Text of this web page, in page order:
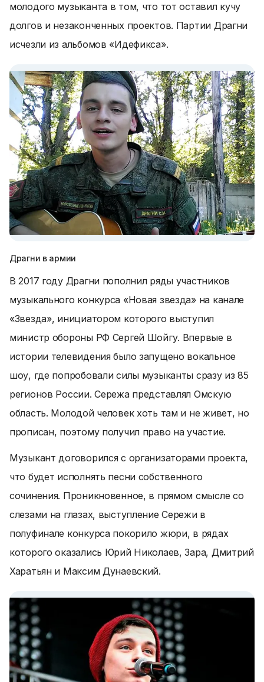
молодого музыканта в том, что тот оставил кучу
долгов и незаконченных проектов. Партии Драгни
исчезли из альбомов «Идефикса».
Драгни в армии
В 2017 году Драгни пополнил ряды участников
музыкального конкурса «Новая звезда» на канале
«Звезда», инициатором которого выступил
министр обороны РФ Сергей Шойгу. Впервые в
истории телевидения было запущено вокальное
шоу, где попробовали силы музыканты сразу из 85
регионов России. Сережа представлял Омскую
область. Молодой человек хоть там и не живет, но
прописан, поэтому получил право на участие.
Музыкант договорился с организаторами проекта,
что будет исполнять песни собственного
сочинения. Проникновенное, в прямом смысле со
слезами на глазах, выступление Сережи в
полуфинале конкурса покорило жюри, в рядах
которого оказались Юрий Николаев, Зара, Дмитрий
Харатьян и Максим Дунаевский.